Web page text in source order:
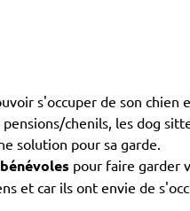
s'occuper de son
chenils, les dog
solution pour sa garde.
bénévoles pour faire garder
et car ils ont envie de